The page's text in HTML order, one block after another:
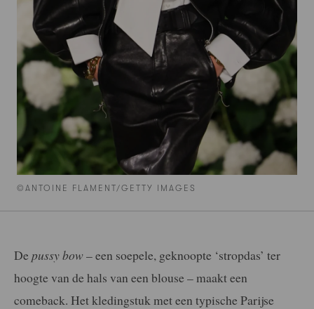
©ANTOINE FLAMENT/GETTY IMAGES
De pussy bow– een soepele, geknoopte ‘stropdas’ ter
hoogte van de hals van een blouse – maakt een
comeback. Het kledingstuk met een typische Parijse